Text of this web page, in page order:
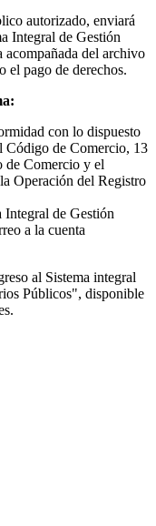
autorizado, enviará
Integral de Gestión
del archivo
el pago de derechos.
con lo dispuesto
Código de Comercio, 13
de Comercio y el
Operación del Registro
Integral de Gestión
a la cuenta
al Sistema integral
Públicos", disponible